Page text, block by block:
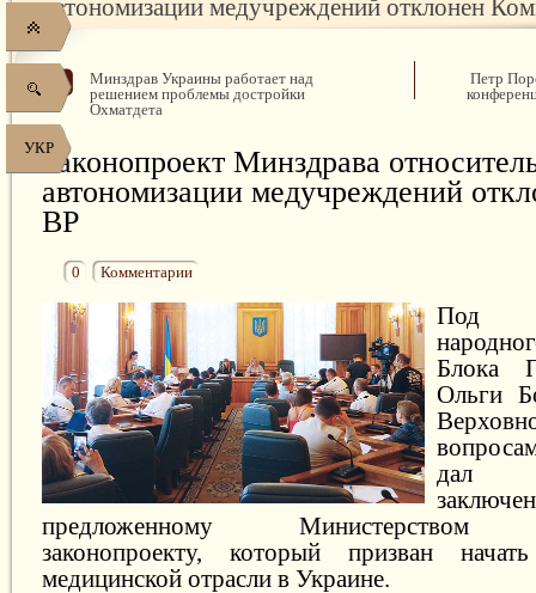
УКР
автономизации медучреждений отклонен
Минздрав Украины работает над
решением проблемы достройки
Охматдета
Петр
Законопроект Минздрава
автономизации медучреждений
ВР
0 Комментарии
Под
Блока
Ольги
дал
предложенному Министерством
законопроекту, который призван
медицинской отрасли в Украине.